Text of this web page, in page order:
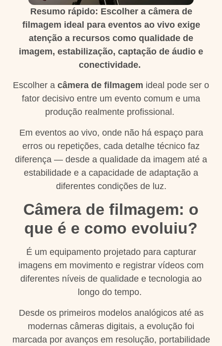
Resumo rápido: Escolher a câmera de
filmagem ideal para eventos ao vivo exige
atenção a recursos como qualidade de
imagem, estabilização, captação de áudio e
conectividade.
Escolher a câmera de filmagem ideal pode ser o
fator decisivo entre um evento comum e uma
produção realmente profissional.
Em eventos ao vivo, onde não há espaço para
erros ou repetições, cada detalhe técnico faz
diferença — desde a qualidade da imagem até a
estabilidade e a capacidade de adaptação a
diferentes condições de luz.
Câmera de filmagem: o
que é e como evoluiu?
É um equipamento projetado para capturar
imagens em movimento e registrar vídeos com
diferentes níveis de qualidade e tecnologia ao
longo do tempo.
Desde os primeiros modelos analógicos até as
modernas câmeras digitais, a evolução foi
marcada por avanços em resolução, portabilidade